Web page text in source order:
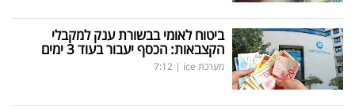
ביטוח לאומי בבשורת ענק למקבלי
הקצבאות: הכסף יעבור בעוד 3 ימים
מערכת ice |
7:12